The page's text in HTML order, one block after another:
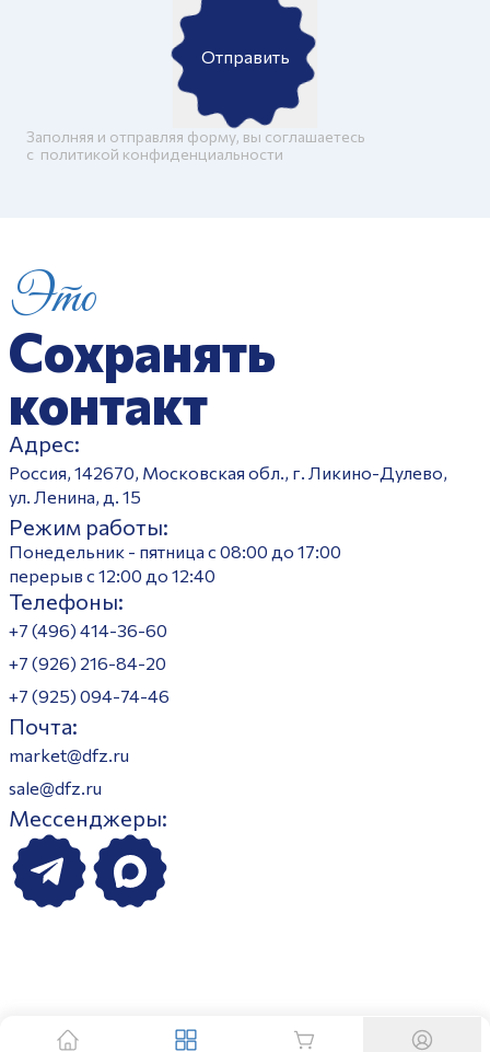
Отправить
Заполняя и отправляя форму, вы соглашаетесь
c политикой конфиденциальности
Это
Сохранять
контакт
Адрес:
Россия, 142670, Московская обл., г. Ликино-Дулево,
ул. Ленина, д. 15
Режим работы:
Понедельник - пятница с 08:00 до 17:00
перерыв с 12:00 до 12:40
Телефоны:
+7 (496) 414-36-60
+7 (926) 216-84-20
+7 (925) 094-74-46
Почта:
market@dfz.ru
sale@dfz.ru
Мессенджеры: